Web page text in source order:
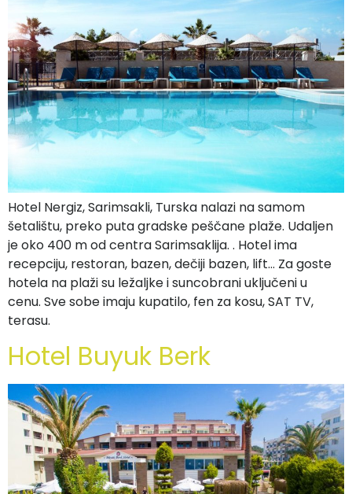
Hotel Nergiz, Sarimsakli, Turska nalazi na samom
šetalištu, preko puta gradske peščane plaže. Udaljen
je oko 400 m od centra Sarimsaklija. . Hotel ima
recepciju, restoran, bazen, dečiji bazen, lift… Za goste
hotela na plaži su ležaljke i suncobrani uključeni u
cenu. Sve sobe imaju kupatilo, fen za kosu, SAT TV,
terasu.
Hotel Buyuk Berk